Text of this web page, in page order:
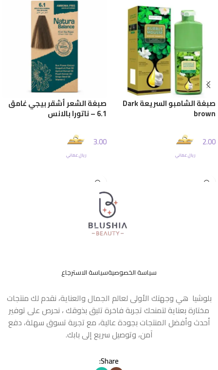
صبغة الشامبو السريعة Dark
brown
2.00
ريال عماني
صبغة الشعر أشقر بيجي غامق
6.1 – ناتورا بالانس
3.00
ريال عماني
سياسة الخصوصيةسياسة الاسترجاع
بلوشيا هي وجهتك الأولى لعالم الجمال والعناية، نقدم لك منتجات
مختارة بعناية لتمنحك تجربة فاخرة تليق بذوقك ، نحرص على توفير
أحدث وأفضل المنتجات بجودة عالية، مع تجربة تسوق سهلة، دفع
آمن، وتوصيل سريع إلى بابك.
Share: